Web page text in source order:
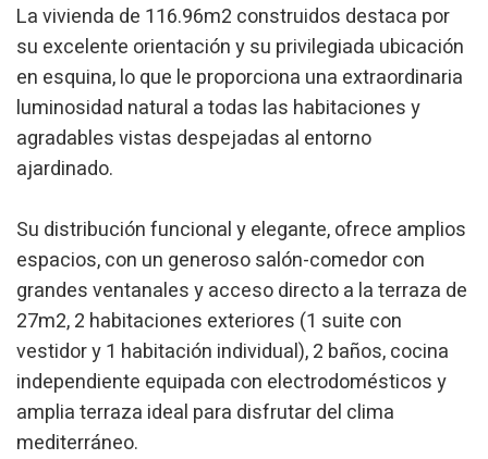
La vivienda de 116.96m2 construidos destaca por
su excelente orientación y su privilegiada ubicación
en esquina, lo que le proporciona una extraordinaria
luminosidad natural a todas las habitaciones y
agradables vistas despejadas al entorno
ajardinado.
Su distribución funcional y elegante, ofrece amplios
espacios, con un generoso salón-comedor con
grandes ventanales y acceso directo a la terraza de
27m2, 2 habitaciones exteriores (1 suite con
vestidor y 1 habitación individual), 2 baños, cocina
independiente equipada con electrodomésticos y
amplia terraza ideal para disfrutar del clima
mediterráneo.
Modificar cookies
Técnicas y funcionales
Siempre activas
Este sitio web utiliza Cookies propias para recopilar
información con la finalidad de mejorar nuestros servicios.
Si continua navegando, supone la aceptación de la